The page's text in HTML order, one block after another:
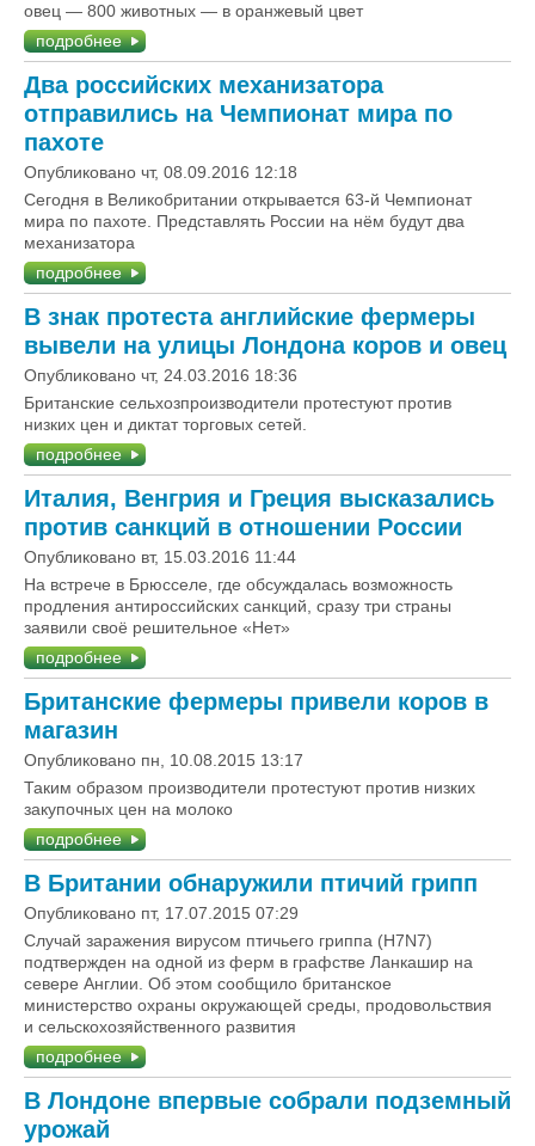
овец — 800 животных — в оранжевый цвет
подробнее
Два российских механизатора
отправились на Чемпионат мира по
пахоте
Опубликовано чт, 08.09.2016 12:18
Сегодня в Великобритании открывается 63-й Чемпионат
мира по пахоте. Представлять России на нём будут два
механизатора
подробнее
В знак протеста английские фермеры
вывели на улицы Лондона коров и овец
Опубликовано чт, 24.03.2016 18:36
Британские сельхозпроизводители протестуют против
низких цен и диктат торговых сетей.
подробнее
Италия, Венгрия и Греция высказались
против санкций в отношении России
Опубликовано вт, 15.03.2016 11:44
На встрече в Брюсселе, где обсуждалась возможность
продления антироссийских санкций, сразу три страны
заявили своё решительное «Нет»
подробнее
Британские фермеры привели коров в
магазин
Опубликовано пн, 10.08.2015 13:17
Таким образом производители протестуют против низких
закупочных цен на молоко
подробнее
В Британии обнаружили птичий грипп
Опубликовано пт, 17.07.2015 07:29
Случай заражения вирусом птичьего гриппа (H7N7)
подтвержден на одной из ферм в графстве Ланкашир на
севере Англии. Об этом сообщило британское
министерство охраны окружающей среды, продовольствия
и сельскохозяйственного развития
подробнее
В Лондоне впервые собрали подземный
урожай